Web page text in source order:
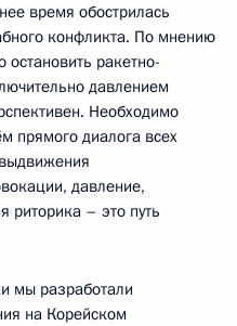
время обострилась
конфликта. По мнению
остановить ракетно-
давлением
Необходимо
прямого диалога всех
давление,
риторика – это путь
мы разработали
на Корейском